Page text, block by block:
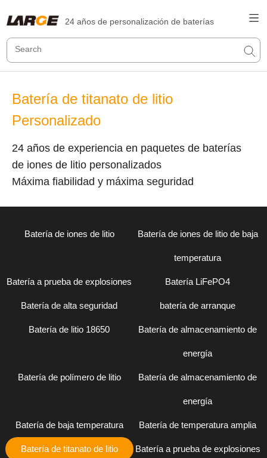
24 años de personalización de baterías
Batería de titanato de litio
Personalizado
24 años de experiencia en paquetes de baterías
de iones de litio personalizados
Máxima fiabilidad y máxima seguridad
Batería de iones de litio Batería de iones de litio de baja
temperatura
Batería a prueba de explosiones Batería LiFePO4
Batería de alta seguridad batería de arranque
Batería de litio 18650 Batería de almacenamiento de
energía
Batería de polímero de litio Batería de almacenamiento de
energía
Batería de baja temperatura Batería de temperatura amplia
Batería de titanato de litio Batería a prueba de explosiones